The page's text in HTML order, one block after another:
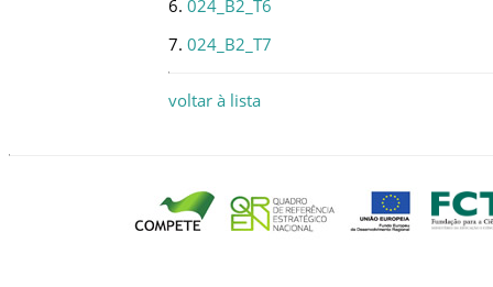
6. 024_B2_T6
7. 024_B2_T7
voltar à lista